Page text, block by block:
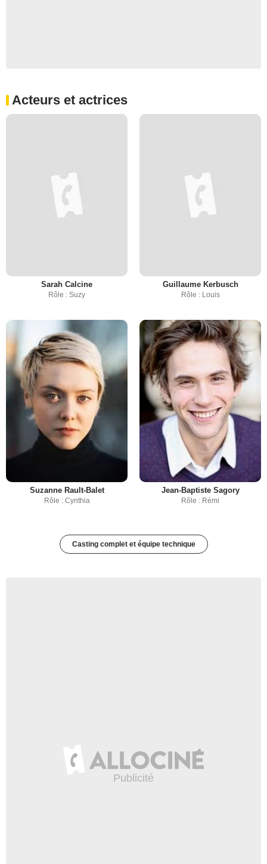
Acteurs et actrices
Sarah Calcine
Rôle : Suzy
Guillaume Kerbusch
Rôle : Louis
Suzanne Rault-Balet
Rôle : Cynthia
Jean-Baptiste Sagory
Rôle : Rémi
Casting complet et équipe technique